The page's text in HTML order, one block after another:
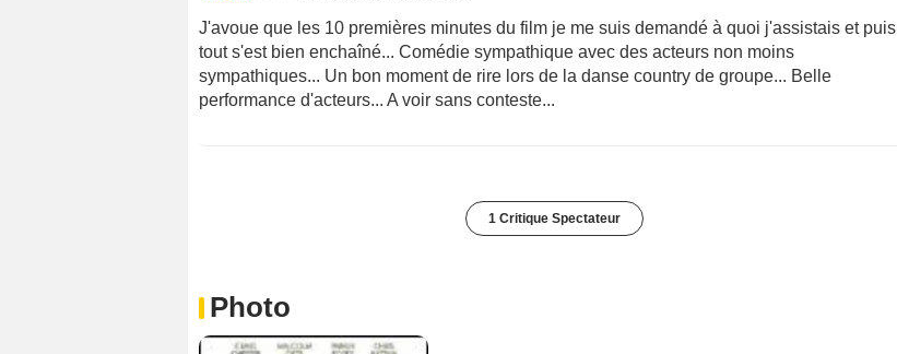
J'avoue que les 10 premières minutes du film je me suis demandé à quoi j'assistais et puis
tout s'est bien enchaîné... Comédie sympathique avec des acteurs non moins
sympathiques... Un bon moment de rire lors de la danse country de groupe... Belle
performance d'acteurs... A voir sans conteste...
1 Critique Spectateur
Photo